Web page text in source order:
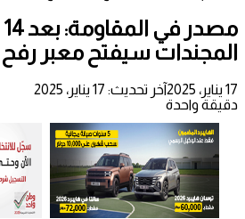
المجندات سيفتح معبر رفح
17 يناير، 2025
آخر تحديث: 17 يناير، 2025
دقيقة واحدة